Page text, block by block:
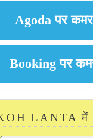
LANTA में